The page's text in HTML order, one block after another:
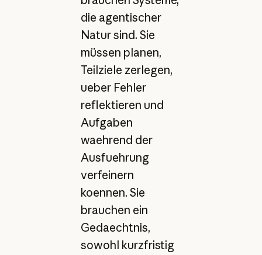
die agentischer
Natur sind. Sie
müssen planen,
Teilziele zerlegen,
ueber Fehler
reflektieren und
Aufgaben
waehrend der
Ausfuehrung
verfeinern
koennen. Sie
brauchen ein
Gedaechtnis,
sowohl kurzfristig